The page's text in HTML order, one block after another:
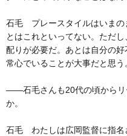
石毛 プレースタイルはいまの
とはこれといってない。ただ
配りが必要だ。あとは自分の
常心でいることが大事だと思う
――石毛さんも20代の頃からリ
か。
石毛 わたしは広岡監督に指名